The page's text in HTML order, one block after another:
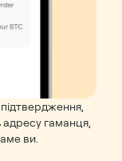
адресу гаманця,
ви.